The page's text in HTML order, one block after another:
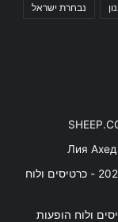
נבחרת ישראל
Лия
משופן ועד AC/DC - מופע פסנתר לאור נרות 2026 - כרטיסים ולוח